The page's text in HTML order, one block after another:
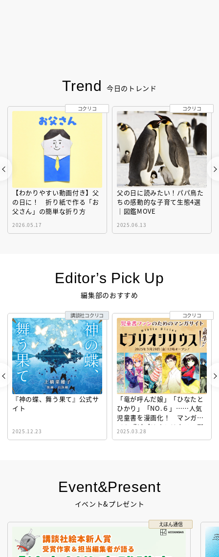
Event&Present
イベント&プレゼント
えほん通信
Trend 今日のトレンド
【わかりやすい動画付き】父
の日に！ 折り紙で作る「お
父さん」の簡単な折り方
2026.05.17
コクリコ
父の日に読みたい！パパ鳥た
ちの感動的な子育て生態4選
｜図鑑MOVE
2025.06.13
コクリコ
Editor’s Pick Up
編集部のおすすめ
『神の蝶、舞う果て』公式サ
イト
2025.12.23
講談社コクリコ
「竜が呼んだ娘」「ひなたと
ひかり」「NO.６」……人気
児童書を漫画化！ マンガサ
イト『ビブリオシリウス』誕
生！
2025.03.28
コクリコ